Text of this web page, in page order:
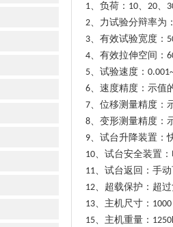
1、负荷： 10、 20、
2、力试验分辩率为
3、有效试验宽度：
4、有效拉伸空间：
5、试验速度：
6、速度精度：示值
7、位移测量精度：
8、变形测量精度：
9、试台升降装置：
10、试台安全装置
11、试台返回：手
12、超载保护：超
13、主机尺寸： 1000
15、主机重量：